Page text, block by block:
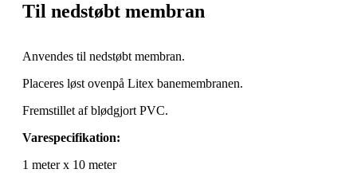
Til nedstøbt membran
Anvendes til nedstøbt membran.
Placeres løst ovenpå Litex banemembranen.
Fremstillet af blødgjort PVC.
Varespecifikation:
1 meter x 10 meter